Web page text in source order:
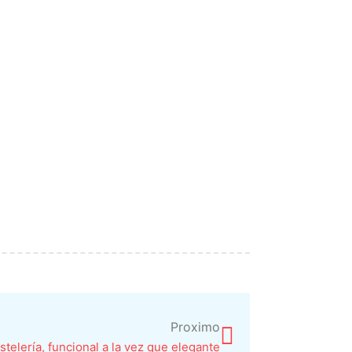
Proximo
funcional a la vez que elegante